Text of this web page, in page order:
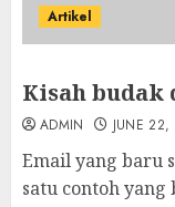
Artikel
Kisah budak
ADMIN JUNE 22,
Email yang baru
satu contoh yang